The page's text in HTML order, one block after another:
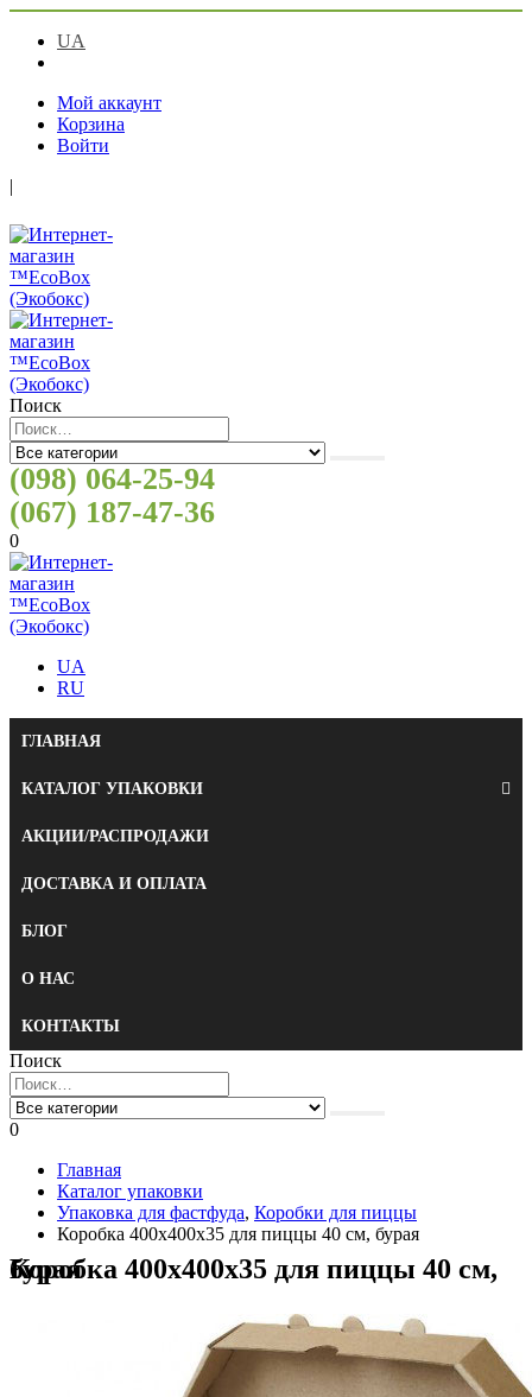
UA
Мой аккаунт
Корзина
Войти
|
Поиск
(098) 064-25-94
(067) 187-47-36
0
UA
RU
ГЛАВНАЯ
КАТАЛОГ УПАКОВКИ
АКЦИИ/РАСПРОДАЖИ
ДОСТАВКА И ОПЛАТА
БЛОГ
О НАС
КОНТАКТЫ
Поиск
0
Главная
Каталог упаковки
Упаковка для фастфуда, Коробки для пиццы
Коробка 400х400х35 для пиццы 40 см, бурая
Коробка 400х400х35 для пиццы 40 см, бурая